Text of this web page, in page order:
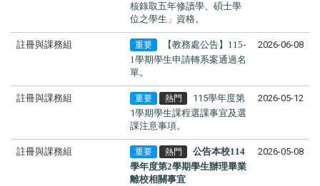
核錄取五年修讀學、碩士學
位之學生 」資格。
註冊與課務組 重要
【教務處公告】115-
1學期學生申請轉系案通過名
單。
2026-06-08
註冊與課務組 重要 熱門
115學年度第
1學期學生課程選課事宜及選
課注意事項。
2026-05-12
註冊與課務組 重要 熱門
公告本校114
學年度第2學期學生辦理畢業
離校相關事宜
2026-05-08